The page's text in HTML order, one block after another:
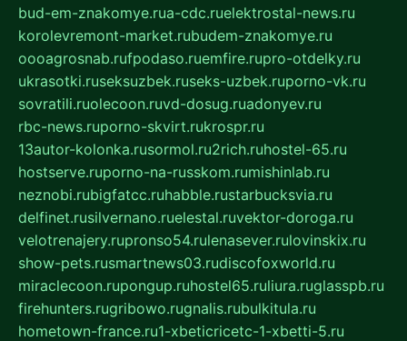
bud-em-znakomye.rua-cdc.ruelektrostal-news.ru
korolevremont-market.rubudem-znakomye.ru
oooagrosnab.rufpodaso.ruemfire.rupro-otdelky.ru
ukrasotki.ruseksuzbek.ruseks-uzbek.ruporno-vk.ru
sovratili.ruolecoon.ruvd-dosug.ruadonyev.ru
rbc-news.ruporno-skvirt.rukrospr.ru
13autor-kolonka.rusormol.ru2rich.ruhostel-65.ru
hostserve.ruporno-na-russkom.rumishinlab.ru
neznobi.rubigfatcc.ruhabble.rustarbucksvia.ru
delfinet.rusilvernano.ruelestal.ruvektor-doroga.ru
velotrenajery.rupronso54.rulenasever.rulovinskix.ru
show-pets.rusmartnews03.rudiscofoxworld.ru
miraclecoon.rupongup.ruhostel65.ruliura.ruglasspb.ru
firehunters.rugribowo.rugnalis.rubulkitula.ru
hometown-france.ru1-xbeticricetc-1-xbetti-5.ru